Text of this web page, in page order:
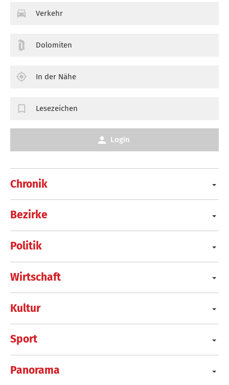
Chronik
Bezirke
Politik
Wirtschaft
Kultur
Sport
Panorama
Verkehr
Dolomiten
In der Nähe
Lesezeichen
Login